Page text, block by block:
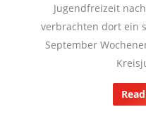
Jugendfreizeit
verbrachten dort ein
September